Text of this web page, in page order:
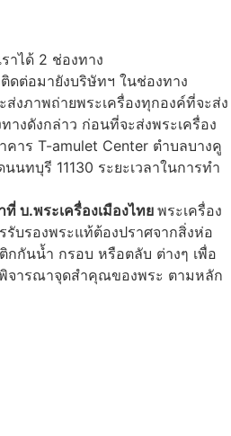
าได้ 2 ช่องทาง
ดต่อมายังบริษัทฯ ในช่องทาง
ส่งภาพถ่ายพระเครื่องทุกองค์ที่จะส่ง
างดังกล่าว ก่อนที่จะส่งพระเครื่อง
าร T-amulet Center ตำบลบางคู
นนทบุรี 11130 ระยะเวลาในการทำ
ที่ บ.พระเครื่องเมืองไทย พระเครื่อง
รับรองพระแท้ต้องปราศจากสิ่งห่อ
กันน้ำ กรอบ หรือตลับ ต่างๆ เพื่อ
จารณาจุดสำคุณของพระ ตามหลัก